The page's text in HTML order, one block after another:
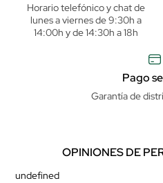
Horario telefónico y chat de
lunes a viernes de 9:30h a
14:00h y de 14:30h a 18h
Pago
Garantía de
OPINIONES DE
undefined